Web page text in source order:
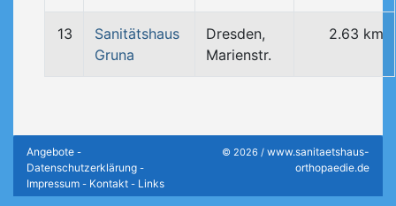
13
Sanitätshaus
Gruna
Dresden,
Marienstr.
2.63 km
Angebote -
Datenschutzerklärung -
Impressum - Kontakt - Links
© 2026 / www.sanitaetshaus-
orthopaedie.de